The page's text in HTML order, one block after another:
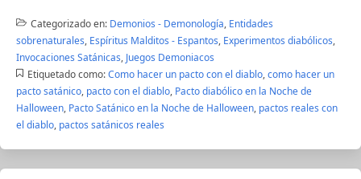
Categorizado en: Demonios - Demonología, Entidades
sobrenaturales, Espíritus Malditos - Espantos, Experimentos diabólicos,
Invocaciones Satánicas, Juegos Demoniacos
Etiquetado como: Como hacer un pacto con el diablo,como hacer un
pacto satánico, pacto con el diablo, Pacto diabólico en la Noche de
Halloween, Pacto Satánico en la Noche de Halloween, pactos reales con
el diablo, pactos satánicos reales